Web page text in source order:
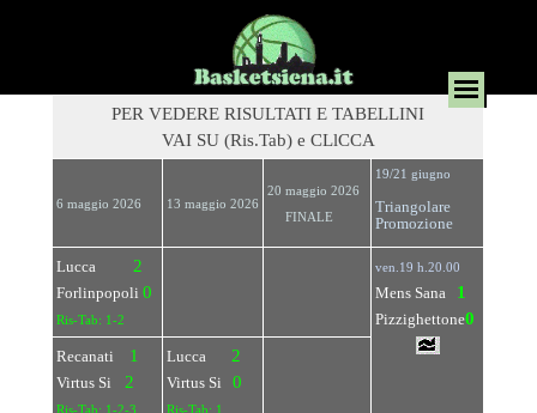
PER VEDERE RISULTATI E TABELLINI
VAI SU (Ris.Tab) e CLlCCA
6 maggio 2026 13 maggio 2026
20 maggio 2026
FINALE
19/21 giugno
Triangolare
Promozione
Lucca 2
Forlinpopoli0
Ris-Tab: 1-2
ven.19 h.20.00
Mens Sana 1
Pizzighettone0
Recanati 1
Virtus Si 2
Ris-Tab: 1-2-3
Lucca 2
Virtus Si0
Ris-Tab: 1